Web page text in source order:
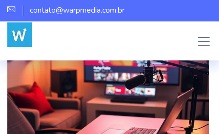
contato@warpmedia.com.br